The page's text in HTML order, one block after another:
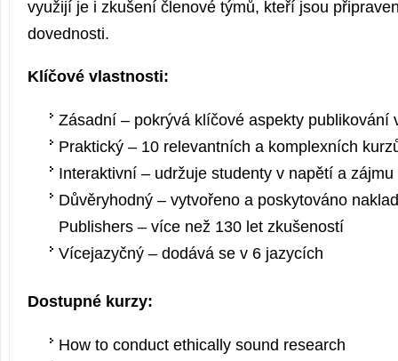
využijí je i zkušení členové týmů, kteří jsou
dovednosti.
Klíčové vlastnosti:
Zásadní – pokrývá klíčové aspekty publikování
Praktický – 10 relevantních a komplexních
Interaktivní – udržuje studenty v napětí a zájmu
Důvěryhodný – vytvořeno a poskytováno
Publishers – více než 130 let zkušeností
Vícejazyčný – dodává se v 6 jazycích
Dostupné kurzy:
How to conduct ethically sound research